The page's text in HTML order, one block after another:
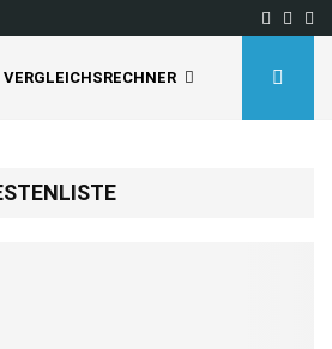
VERGLEICHSRECHNER